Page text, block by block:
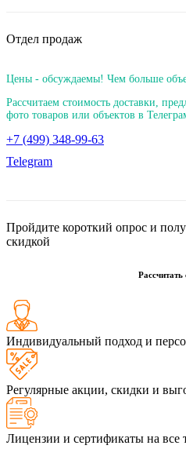
Отдел продаж
Цены - обсуждаемы! Чем больше
Рассчитаем стоимость доставки,
фото товаров или объектов в
+7 (499) 348-99-63
Telegram
Пройдите короткий опрос и
скидкой
Рассчитать
Индивидуальный подход и
Регулярные акции, скидки и
Лицензии и сертификаты на все